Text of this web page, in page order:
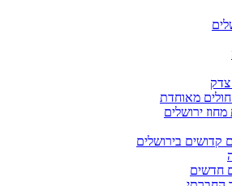
מאוחדת
מחוז ירושלים
קדושים בירושלים
חדשים